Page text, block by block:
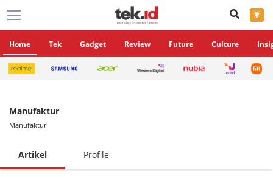
×
Home Tek Gadget Review Future Culture
Manufaktur
Manufaktur
Artikel Profile